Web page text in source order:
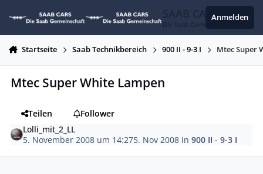
SAAB CARS
Die Saab Gemeinschaft
Anmelden
Startseite Saab Technikbereich 900 II - 9-3 I Mtec Super
Mtec Super White Lampen
Teilen
Follower
Lolli_mit_2_LL
5. November 2008 um 14:275. Nov 2008 in900 II - 9-3 I